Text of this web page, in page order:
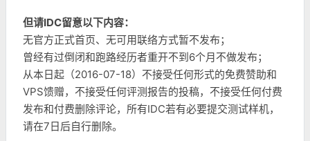
但请IDC留意以下内容：
无官方正式首页、无可用联络方式暂不发布；
曾经有过倒闭和跑路经历者重开不到6个月不做发布；
从本日起（2016-07-18）不接受任何形式的免费赞助和
VPS馈赠，不接受任何评测报告的投稿，不接受任何付费
发布和付费删除评论，所有IDC若有必要提交测试样机，
请在7日后自行删除。